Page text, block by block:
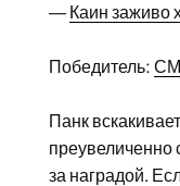
— Каин заживо
Победитель: СМ
Панк
преувеличенно
за наградой.